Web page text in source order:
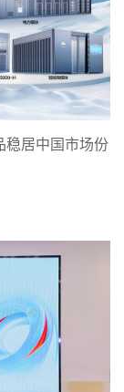
稳居中国市场份